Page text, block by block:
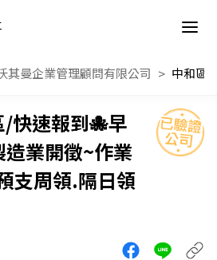
其曼企業管理顧問有限公司
/快速報到🐙早
業開徵~作業
支周領.隔日領